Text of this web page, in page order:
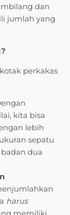
dan
jumlah yang
perkakas
kita bisa
lebih
sepatu
dua
harus